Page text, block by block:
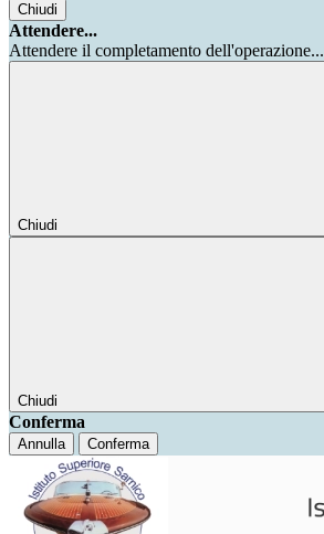
Chiudi
Attendere...
Attendere il completamento dell'operazione...
Chiudi
Chiudi
Conferma
Annulla Conferma